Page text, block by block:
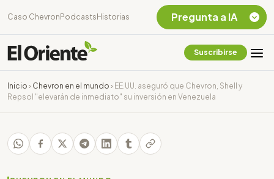
Caso Chevron Podcasts Historias
Suscribirse
Inicio › Chevron en el mundo › EE.UU. aseguró que Chevron, Shell y
Repsol "elevarán de inmediato" su inversión en Venezuela
Pregunta a IA
Chevron Ecuador